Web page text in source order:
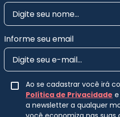
Informe seu email
Ao se cadastrar você irá
Política de Privacidade
a newsletter a qualquer